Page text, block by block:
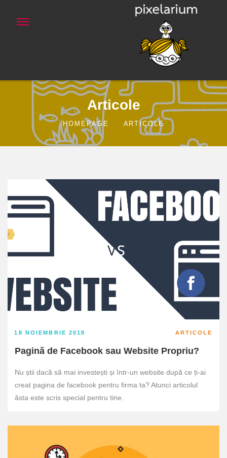
Articole
HOMEPAGE ARTICOLE
18 NOIEMBRIE 2018 ARTICOLE
Pagină de Facebook sau Website Propriu?
Nu știi dacă să mai investești și într-un website după ce ți-ai
creat pagina de facebook pentru firma ta? Atunci articolul
ăsta este scris special pentru tine.